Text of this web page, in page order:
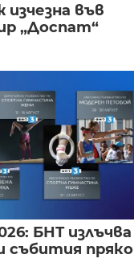
във
„Доспат“
БНТ излъчва
събития пряко